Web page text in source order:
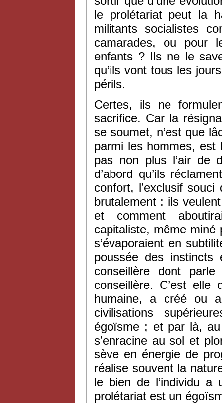
le prolétariat peut la
militants socialistes
camarades, ou pour
enfants ? Ils ne le
qu’ils vont tous les
périls.
Certes, ils ne
sacrifice. Car la
se soumet, n’est que
parmi les hommes, est
pas non plus l’air de
d’abord qu’ils
confort, l’exclusif
brutalement : ils
et comment
capitaliste, même miné
s’évaporaient en
poussée des instincts
conseillère dont
conseillère. C’est elle
humaine, a créé ou
civilisations
égoïsme ; et par là,
s’enracine au sol et
sève en énergie de
réalise souvent la
le bien de l’individu a
prolétariat est un